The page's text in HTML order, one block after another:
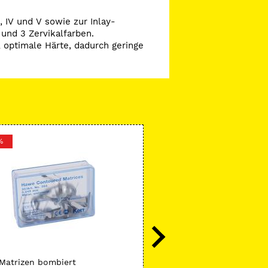
IV und V sowie zur Inlay-
3 Zervikalfarben.
Härte, dadurch geringe
bombiert